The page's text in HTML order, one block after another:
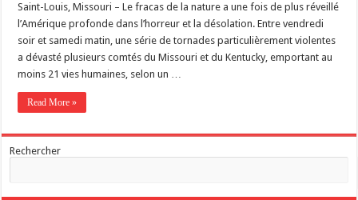
Saint-Louis, Missouri – Le fracas de la nature a une fois de plus réveillé
l’Amérique profonde dans l’horreur et la désolation. Entre vendredi
soir et samedi matin, une série de tornades particulièrement violentes
a dévasté plusieurs comtés du Missouri et du Kentucky, emportant au
moins 21 vies humaines, selon un …
Read More »
Rechercher